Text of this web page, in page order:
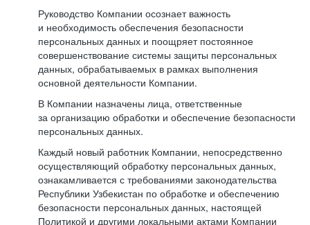
Руководство Компании осознает важность
и необходимость обеспечения безопасности
персональных данных и поощряет постоянное
совершенствование системы защиты персональных
данных, обрабатываемых в рамках выполнения
основной деятельности Компании.
В Компании назначены лица, ответственные
за организацию обработки и обеспечение безопасности
персональных данных.
Каждый новый работник Компании, непосредственно
осуществляющий обработку персональных данных,
ознакамливается с требованиями законодательства
Республики Узбекистан по обработке и обеспечению
безопасности персональных данных, настоящей
Политикой и другими локальными актами Компании